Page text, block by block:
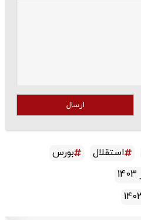
ارسال
استقلال
بورس